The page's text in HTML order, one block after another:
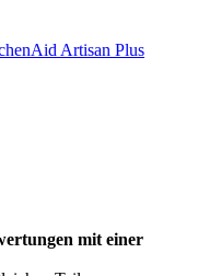
Artisan Plus
mit einer